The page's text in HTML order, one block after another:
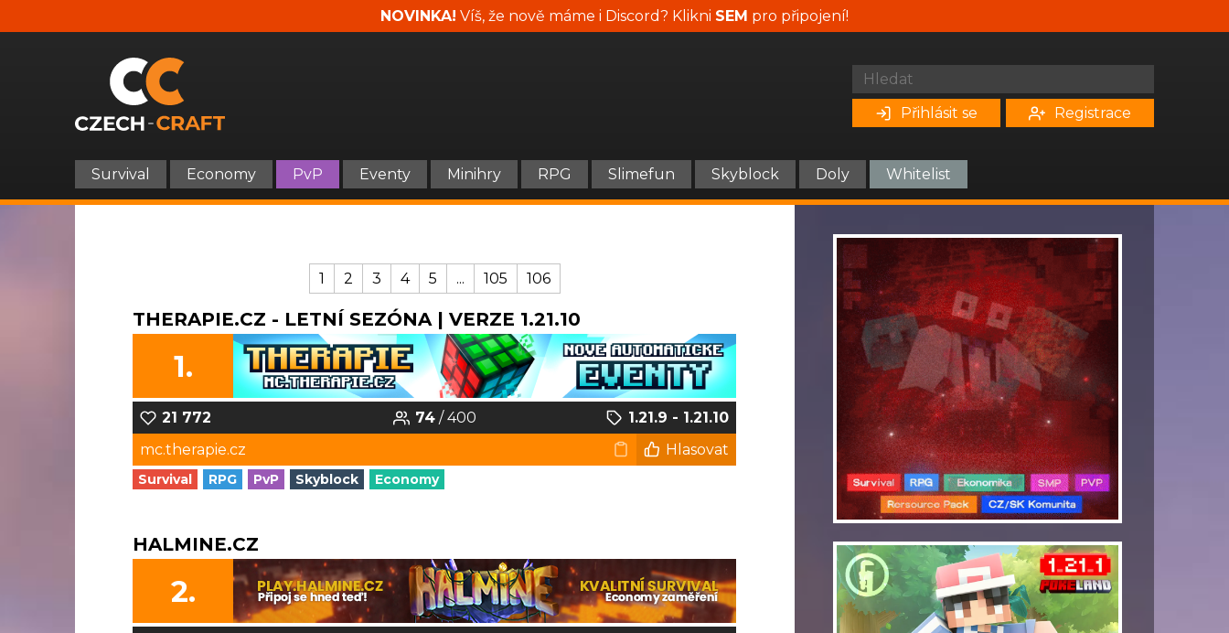
NOVINKA! Víš, že nově máme i Discord? Klikni SEM pro připojení!
Přihlásit se Registrace
Survival Economy PvP Eventy Minihry RPG Slimefun Skyblock Doly Whitelist
1 2 3 4 5 ... 105 106
THERAPIE.CZ - LETNÍ SEZÓNA | VERZE 1.21.10
1.
21 772 74/ 400
1.21.9 - 1.21.10
mc.therapie.cz
Hlasovat
Survival RPG PvP Skyblock Economy
HALMINE.CZ
2.